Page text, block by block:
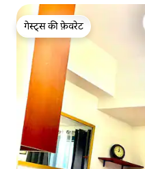
गेस्ट्स की फ़ेवरेट
गेस्ट्स की फ़ेवरेट